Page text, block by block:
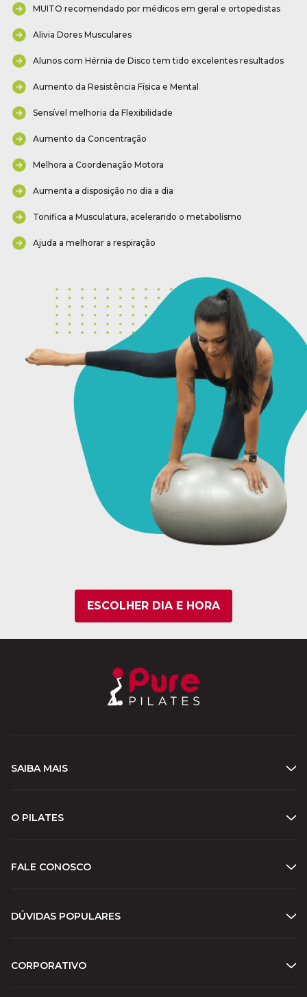
MUITO recomendado por médicos em geral e ortopedistas
Alivia Dores Musculares
Alunos com Hérnia de Disco tem tido excelentes resultados
Aumento da Resistência Física e Mental
Sensível melhoria da Flexibilidade
Aumento da Concentração
Melhora a Coordenação Motora
Aumenta a disposição no dia a dia
Tonifica a Musculatura, acelerando o metabolismo
Ajuda a melhorar a respiração
ESCOLHER DIA E HORA
SAIBA MAIS
O PILATES
FALE CONOSCO
DÚVIDAS POPULARES
CORPORATIVO